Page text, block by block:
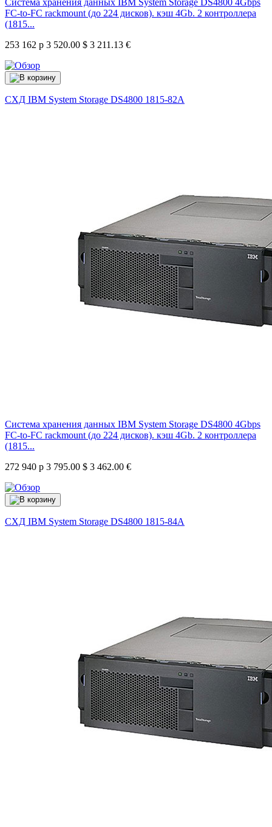
FC-to-FC rackmount (до 224 дисков). кэш 4Gb. 2 контроллера
(1815...
253 162 р 3 520.00 $ 3 211.13 €
СХД IBM System Storage DS4800 1815-82A
Система хранения данных IBM System Storage DS4800 4Gbps
FC-to-FC rackmount (до 224 дисков). кэш 4Gb. 2 контроллера
(1815...
272 940 р 3 795.00 $ 3 462.00 €
СХД IBM System Storage DS4800 1815-84A